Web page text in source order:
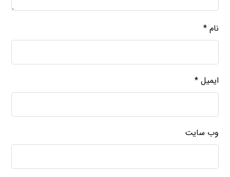
نام*
ایمیل*
وب‌ سایت